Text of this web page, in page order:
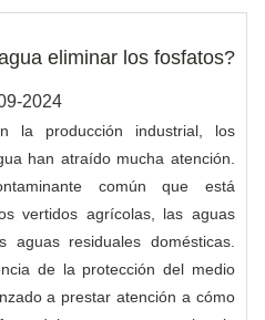
eliminar los fosfatos?
2024
la producción industrial, los
han atraído mucha atención.
común que está
vertidos agrícolas, las aguas
aguas residuales domésticas.
de la protección del medio
a prestar atención a cómo